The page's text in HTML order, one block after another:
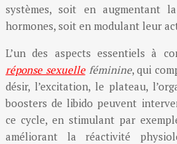
systèmes, soit en augmentant
hormones, soit en modulant leur
L’un des aspects essentiels à
réponse sexuelleféminine, qui
désir, l’excitation, le plateau,
boosters de libido peuvent
ce cycle, en stimulant par
améliorant la réactivité